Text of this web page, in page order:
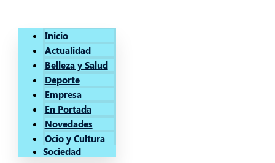
Inicio
Actualidad
Belleza y Salud
Deporte
Empresa
En Portada
Novedades
Ocio y Cultura
Sociedad